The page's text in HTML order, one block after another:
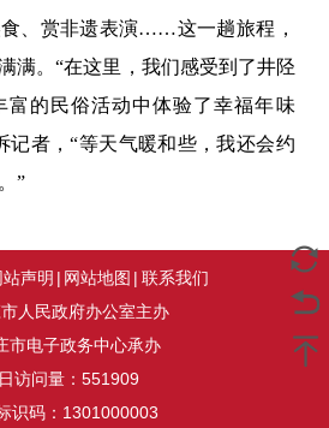
、赏非遗表演……这一趟旅程，
满。“在这里，我们感受到了井陉
富的民俗活动中体验了幸福年味
记者，“等天气暖和些，我还会约
”
站声明 | 网站地图 | 联系我们
人民政府办公室主办
市电子政务中心承办
访问量： 551909
识码：1301000003